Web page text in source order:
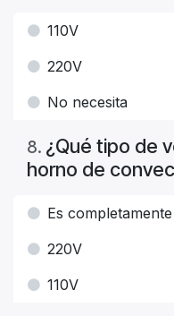
110V
220V
No necesita
8. ¿Qué tipo de
horno de
Es
220V
110V